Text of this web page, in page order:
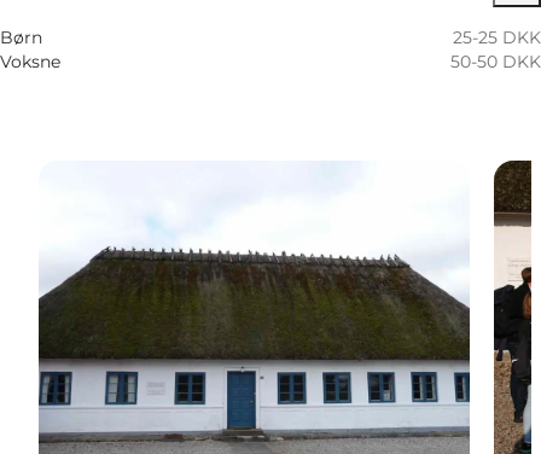
Børn
25-25 DKK
Voksne
50-50 DKK